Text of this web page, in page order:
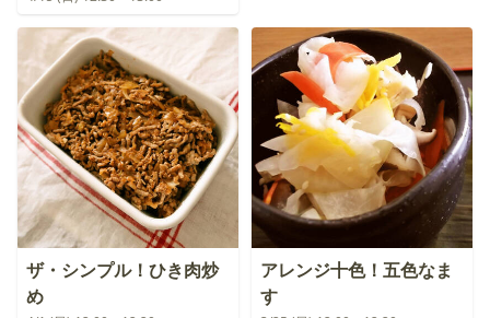
ザ・シンプル！ひき肉炒
め
アレンジ十色！五色なま
す